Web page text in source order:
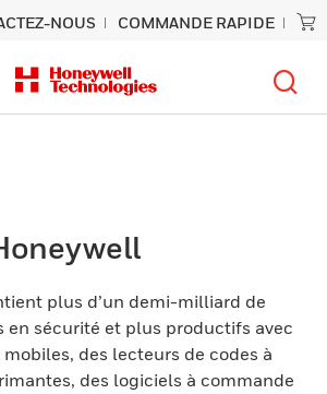
NOUS COMMANDE RAPIDE
plus d’un demi-milliard de
en sécurité et plus productifs avec
des lecteurs de codes à
des logiciels à commande